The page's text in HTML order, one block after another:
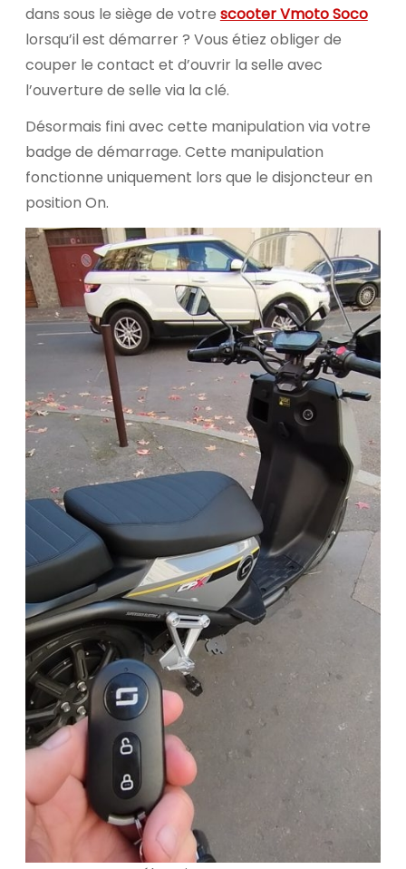
dans sous le siège de votre scooter Vmoto Soco
lorsqu’il est démarrer ? Vous étiez obliger de
couper le contact et d’ouvrir la selle avec
l’ouverture de selle via la clé.
Désormais fini avec cette manipulation via votre
badge de démarrage. Cette manipulation
fonctionne uniquement lors que le disjoncteur en
position On.